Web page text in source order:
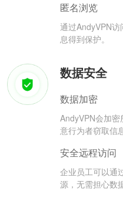
匿名浏览
通过AndyVPN
息得到保护。
数据安全
数据加密
AndyVPN会加
意行为者窃取信
安全远程访问
企业员工可以通
源，无需担心数